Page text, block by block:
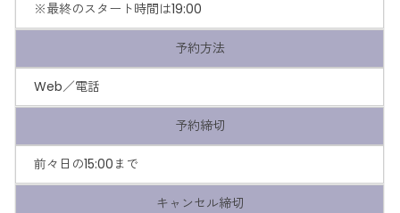
※最終のスタート時間は19:00
予約方法
Web／電話
予約締切
前々日の15:00まで
キャンセル締切